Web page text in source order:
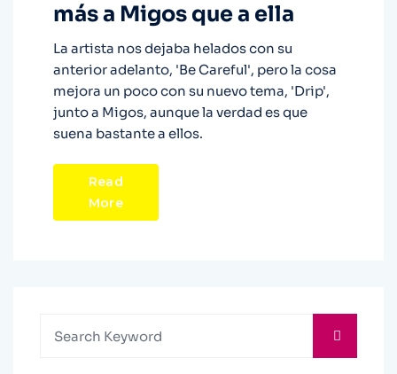
más a Migos que a ella
La artista nos dejaba helados con su
anterior adelanto, 'Be Careful', pero la cosa
mejora un poco con su nuevo tema, 'Drip',
junto a Migos, aunque la verdad es que
suena bastante a ellos.
Read
More